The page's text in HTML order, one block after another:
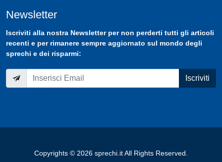
Newsletter
Iscriviti alla nostra Newsletterper non perderti tutti gli articoli
recenti e per rimanere sempre aggiornato sul mondo degli
sprechi e dei risparmi:
Iscriviti
Copyrights © 2026 sprechi.it All Rights Reserved.